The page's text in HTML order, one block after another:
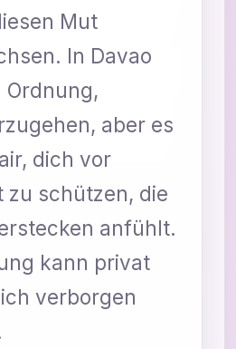
Mut
In Davao
Ordnung,
aber es
dich vor
zu schützen, die
anfühlt.
kann privat
verborgen